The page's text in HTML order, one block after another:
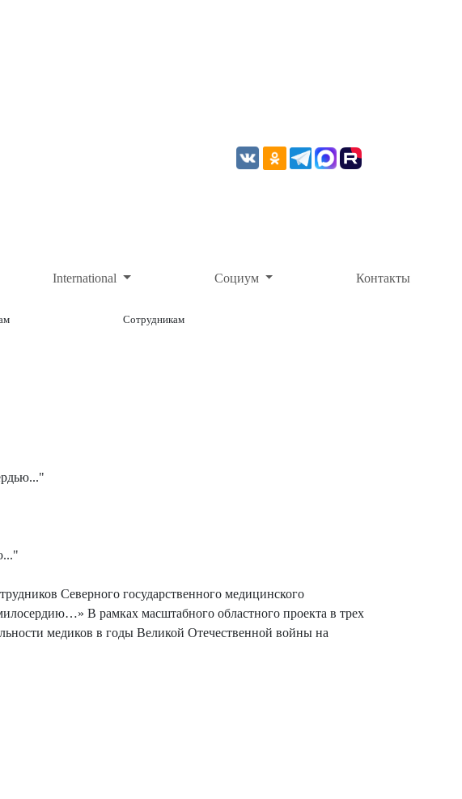
International Социум Контакты
Сотрудникам
Северного государственного медицинского
В рамках масштабного областного проекта в трех
медиков в годы Великой Отечественной войны на